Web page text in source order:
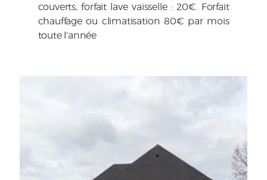
couverts, forfait lave vaisselle : 20€. Forfait
chauffage ou climatisation 80€ par mois
toute l’année